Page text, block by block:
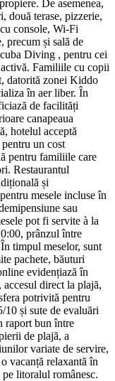
De asemenea,
două terase, pizzerie,
console, Wi-Fi
precum și sală de
Diving , pentru cei
activă. Familiile cu copii
datorită zonei Kiddo
în aer liber. În
de facilități
canapeaua
hotelul acceptă
un cost
pentru familiile care
Restaurantul
și
mesele incluse în
sau
pot fi servite à la
prânzul între
timpul meselor, sunt
pachete, băuturi
evidențiază în
direct la plajă,
potrivită pentru
și sute de evaluări
raport bun între
de plajă, a
variate de servire,
vacanță relaxantă în
litoralul românesc.